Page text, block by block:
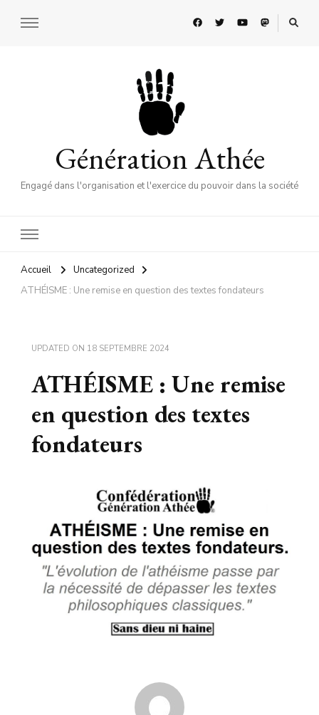
Génération Athée
Engagé dans l'organisation et l'exercice du pouvoir dans la société
Accueil
Uncategorized
ATHÉISME : Une remise en question des textes fondateurs
UPDATED ON 18 SEPTEMBRE 2024
ATHÉISME : Une remise
en question des textes
fondateurs